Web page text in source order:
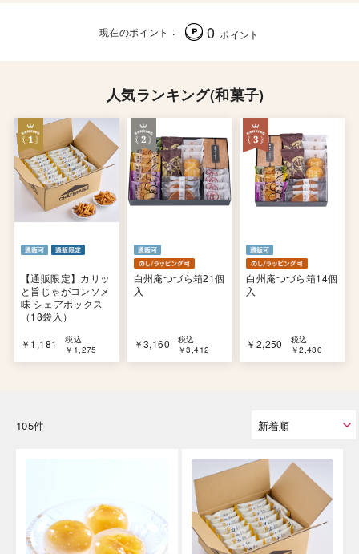
現在のポイント 0 ポイント
人気ランキング(和菓子)
【通販限定】カリッ
と旨じゃがコンソメ
味 シェアボックス
（18袋入）
￥1,181
税込
￥1,275
白州庵つづら箱21個
入
￥3,160
税込
￥3,412
白州庵つづら箱14個
入
￥2,250
税込
￥2,430
105件